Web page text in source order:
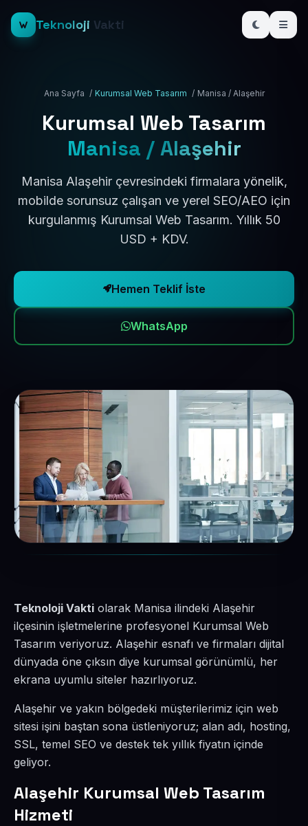
Teknoloji Vakti
Ana Sayfa / Kurumsal Web Tasarım / Manisa / Alaşehir
Kurumsal Web Tasarım
Manisa / Alaşehir
Manisa Alaşehir çevresindeki firmalara yönelik,
mobilde sorunsuz çalışan ve yerel SEO/AEO için
kurgulanmış Kurumsal Web Tasarım. Yıllık 50
USD + KDV.
Hemen Teklif İste
WhatsApp
Teknoloji Vakti olarak Manisa ilindeki Alaşehir
ilçesinin işletmelerine profesyonel Kurumsal Web
Tasarım veriyoruz. Alaşehir esnafı ve firmaları dijital
dünyada öne çıksın diye kurumsal görünümlü, her
ekrana uyumlu siteler hazırlıyoruz.
Alaşehir ve yakın bölgedeki müşterilerimiz için web
sitesi işini baştan sona üstleniyoruz; alan adı, hosting,
SSL, temel SEO ve destek tek yıllık fiyatın içinde
geliyor.
Alaşehir Kurumsal Web Tasarım
Hizmeti